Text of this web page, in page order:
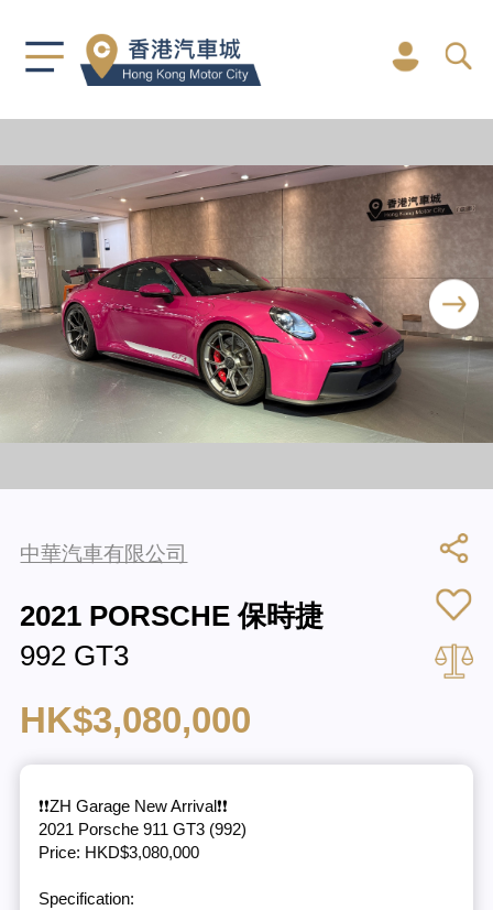
中華汽車有限公司
2021 PORSCHE 保時捷
992 GT3
HK$3,080,000
❗️❗️ZH Garage New Arrival❗️❗️
2021 Porsche 911 GT3 (992)
Price: HKD$3,080,000
Specification: